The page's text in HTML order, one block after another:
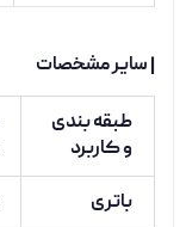
| سایر مشخصات
طبقه بندی
و کاربرد
باتری